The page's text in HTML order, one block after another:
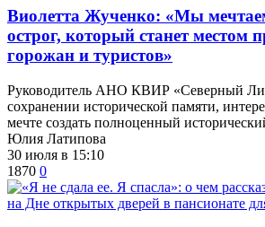
Виолетта Жученко: «Мы
острог, который станет местом
горожан и туристов»
Руководитель АНО КВИР «Северный
сохранении исторической памяти,
мечте создать полноценный
Юлия Латипова
30 июля в 15:10
1870 0